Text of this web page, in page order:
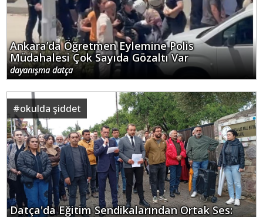
Ankara’da Öğretmen Eylemine Polis
Müdahalesi Çok Sayıda Gözaltı Var
dayanışma datça
#okulda şiddet
Datça'da Eğitim Sendikalarından Ortak Ses: